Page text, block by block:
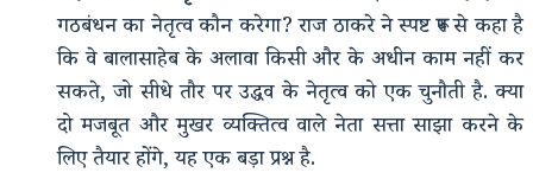
गठबंधन का नेतृत्व कौन करेगा? राज ठाकरे ने स्पष्ट रूप से कहा है
कि वे बालासाहेब के अलावा किसी और के अधीन काम नहीं कर
सकते, जो सीधे तौर पर उद्धव के नेतृत्व को एक चुनौती है. क्या
दो मजबूत और मुखर व्यक्तित्व वाले नेता सत्ता साझा करने के
लिए तैयार होंगे, यह एक बड़ा प्रश्न है.